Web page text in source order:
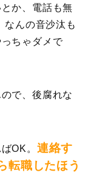
か、電話も無
なんの音沙汰も
ちゃダメで
で、後腐れな
OK。 連絡す
転職したほう